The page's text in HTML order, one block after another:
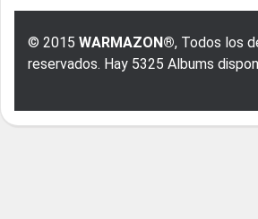
© 2015 WARMAZON®, Todos los
reservados. Hay 5325 Albums